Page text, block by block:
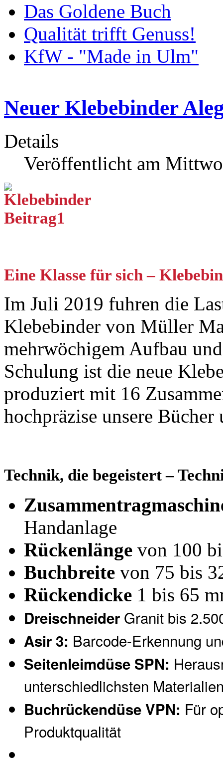
Das Goldene Buch
Qualität trifft Genuss!
KfW - "Made in Ulm"
Neuer Klebebinder
Details
Veröffentlicht am
Eine Klasse für sich –
Im Juli 2019 fuhren die
Klebebinder von Müller
mehrwöchigem Aufbau
Schulung ist die neue
produziert mit 16
hochpräzise unsere
Technik, die begeistert –
Handanlage
Rückenlänge von 100
Buchbreite von 75 bis
Rückendicke 1 bis 65
Dreischneider Granit bis
Asir 3: Barcode-Erkennung
Seitenleimdüse SPN:
unterschiedlichsten
Buchrückendüse VPN: Für
Produktqualität